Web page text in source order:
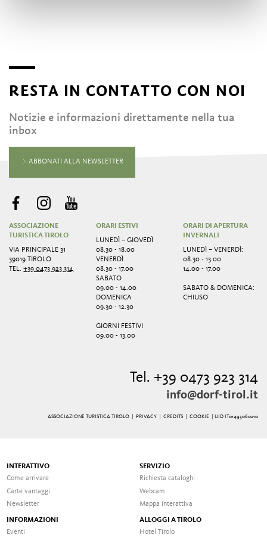
RESTA IN CONTATTO CON NOI
Notizie e informazioni direttamente nella tua
inbox
ABBONATI ALLA NEWSLETTER
ASSOCIAZIONE
TURISTICA TIROLO
VIA PRINCIPALE 31
39019 TIROLO
TEL.+39 0473 923 314
ORARI ESTIVI
LUNEDÌ – GIOVEDÌ
08.30 - 18.00
VENERDÌ
08.30 - 17.00
SABATO
09.00 - 14.00
DOMENICA
09.30 - 12.30
GIORNI FESTIVI
09.00 - 13.00
ORARI DI APERTURA
INVERNALI
LUNEDÌ – VENERDÌ:
08.30 - 13.00
14.00 - 17.00
SABATO & DOMENICA:
CHIUSO
Tel. +39 0473 923 314
info@dorf-tirol.it
ASSOCIAZIONE TURISTICA TIROLO | PRIVACY| CREDITS| COOKIE | UID IT01495060210
INTERATTIVO
Come arrivare
Carte vantaggi
Newsletter
SERVIZIO
Richiesta cataloghi
Webcam
Mappa interattiva
INFORMAZIONI
Eventi
ALLOGGI A TIROLO
Hotel Tirolo